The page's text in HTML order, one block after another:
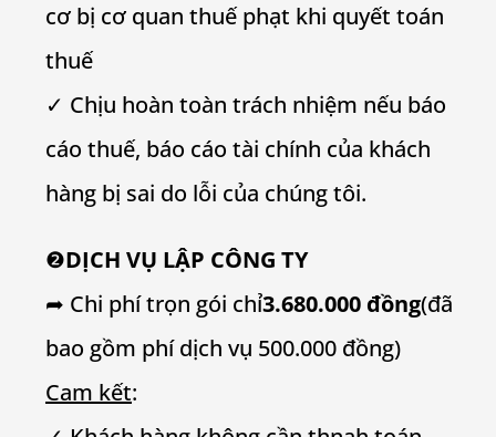
cơ bị cơ quan thuế phạt khi quyết toán
thuế
✓ Chịu hoàn toàn trách nhiệm nếu báo
cáo thuế, báo cáo tài chính của khách
hàng bị sai do lỗi của chúng tôi.
❷DỊCH VỤ LẬP CÔNG TY
➦ Chi phí trọn gói chỉ3.680.000 đồng(đã
bao gồm phí dịch vụ 500.000 đồng)
Cam kết: